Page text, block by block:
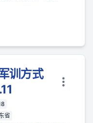
训方式
省